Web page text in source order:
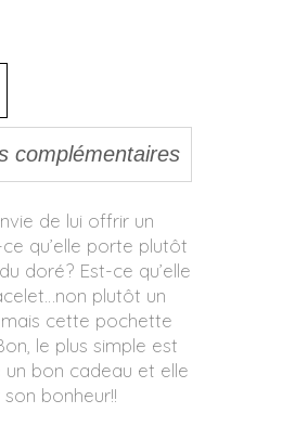
complémentaires
de lui offrir un
qu’elle porte plutôt
doré? Est-ce qu’elle
plutôt un
mais cette pochette
le plus simple est
un bon cadeau et elle
bonheur!!